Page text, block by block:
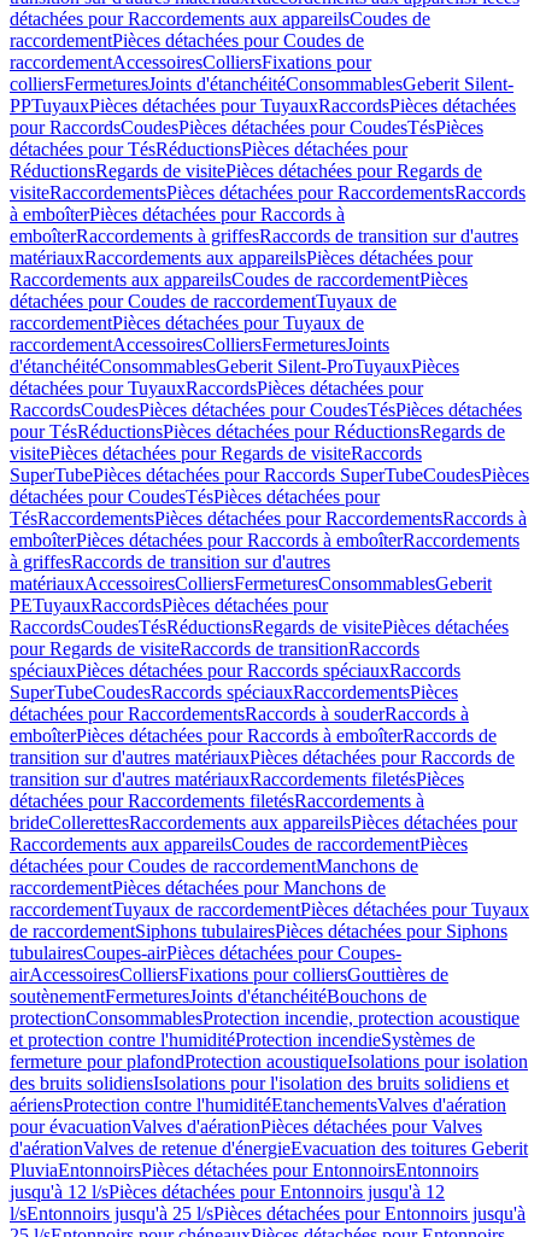
détachées pour Raccordements aux appareilsCoudes de
raccordementPièces détachées pour Coudes de
raccordementAccessoiresColliersFixations pour
colliersFermeturesJoints d'étanchéitéConsommablesGeberit Silent-
PPTuyauxPièces détachées pour TuyauxRaccordsPièces détachées
pour RaccordsCoudesPièces détachées pour CoudesTésPièces
détachées pour TésRéductionsPièces détachées pour
RéductionsRegards de visitePièces détachées pour Regards de
visiteRaccordementsPièces détachées pour RaccordementsRaccords
à emboîterPièces détachées pour Raccords à
emboîterRaccordements à griffesRaccords de transition sur d'autres
matériauxRaccordements aux appareilsPièces détachées pour
Raccordements aux appareilsCoudes de raccordementPièces
détachées pour Coudes de raccordementTuyaux de
raccordementPièces détachées pour Tuyaux de
raccordementAccessoiresColliersFermeturesJoints
d'étanchéitéConsommablesGeberit Silent-ProTuyauxPièces
détachées pour TuyauxRaccordsPièces détachées pour
RaccordsCoudesPièces détachées pour CoudesTésPièces détachées
pour TésRéductionsPièces détachées pour RéductionsRegards de
visitePièces détachées pour Regards de visiteRaccords
SuperTubePièces détachées pour Raccords SuperTubeCoudesPièces
détachées pour CoudesTésPièces détachées pour
TésRaccordementsPièces détachées pour RaccordementsRaccords à
emboîterPièces détachées pour Raccords à emboîterRaccordements
à griffesRaccords de transition sur d'autres
matériauxAccessoiresColliersFermeturesConsommablesGeberit
PETuyauxRaccordsPièces détachées pour
RaccordsCoudesTésRéductionsRegards de visitePièces détachées
pour Regards de visiteRaccords de transitionRaccords
spéciauxPièces détachées pour Raccords spéciauxRaccords
SuperTubeCoudesRaccords spéciauxRaccordementsPièces
détachées pour RaccordementsRaccords à souderRaccords à
emboîterPièces détachées pour Raccords à emboîterRaccords de
transition sur d'autres matériauxPièces détachées pour Raccords de
transition sur d'autres matériauxRaccordements filetésPièces
détachées pour Raccordements filetésRaccordements à
brideCollerettesRaccordements aux appareilsPièces détachées pour
Raccordements aux appareilsCoudes de raccordementPièces
détachées pour Coudes de raccordementManchons de
raccordementPièces détachées pour Manchons de
raccordementTuyaux de raccordementPièces détachées pour Tuyaux
de raccordementSiphons tubulairesPièces détachées pour Siphons
tubulairesCoupes-airPièces détachées pour Coupes-
airAccessoiresColliersFixations pour colliersGouttières de
soutènementFermeturesJoints d'étanchéitéBouchons de
protectionConsommablesProtection incendie, protection acoustique
et protection contre l'humiditéProtection incendieSystèmes de
fermeture pour plafondProtection acoustiqueIsolations pour isolation
des bruits solidiensIsolations pour l'isolation des bruits solidiens et
aériensProtection contre l'humiditéEtanchementsValves d'aération
pour évacuationValves d'aérationPièces détachées pour Valves
d'aérationValves de retenue d'énergieEvacuation des toitures Geberit
PluviaEntonnoirsPièces détachées pour EntonnoirsEntonnoirs
jusqu'à 12 l/sPièces détachées pour Entonnoirs jusqu'à 12
l/sEntonnoirs jusqu'à 25 l/sPièces détachées pour Entonnoirs jusqu'à